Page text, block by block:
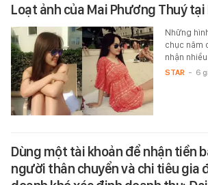
Loạt ảnh của Mai Phương Thuý tại
Những
chục năm
nhận
STAR - 6
Dùng một tài khoản để nhận tiền
người thân chuyển và chi tiêu gia